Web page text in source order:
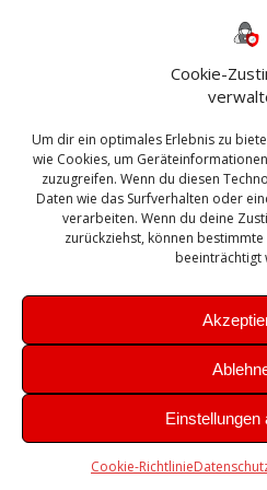
Cookie-
Um dir ein optimales Erlebnis zu
wie Cookies, um
zuzugreifen. Wenn du diesen
Daten wie das Surfverhalten oder
verarbeiten. Wenn du deine
zurückziehst, können
beeinträchtigt
Einstellungen
Cookie-Richtlinie
Bautagebuch
Exchange firewall
Sanierung SBS Security
Sicherung SIEM
Update Upgrade UTM
VMWare VPN